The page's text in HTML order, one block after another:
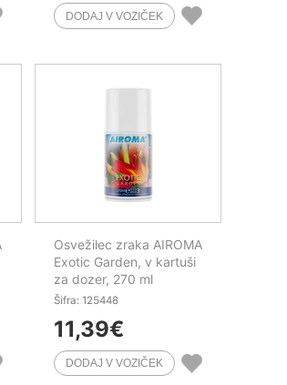
Osvežilec zraka AIROMA
Exotic Garden, v kartuši
za dozer, 270 ml
Šifra: 125448
11,39€